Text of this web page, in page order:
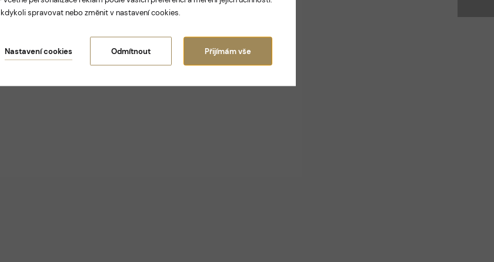
spravovat nebo změnit v nastavení cookies.
Nastavení cookies Odmítnout Přijímám vše